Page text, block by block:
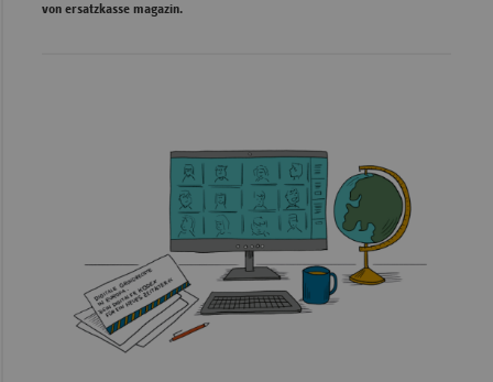
von ersatzkasse magazin.